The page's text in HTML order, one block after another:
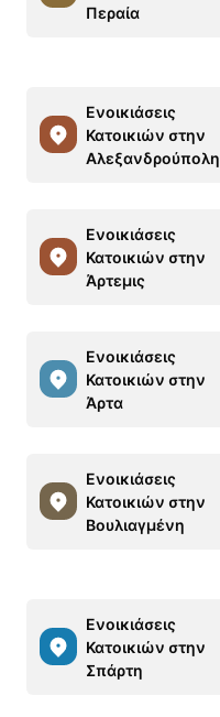
Περαία
Ενοικιάσεις
Κατοικιών στην
Αλεξανδρούπολη
Ενοικιάσεις
Κατοικιών στην
Άρτεμις
Ενοικιάσεις
Κατοικιών στην
Άρτα
Ενοικιάσεις
Κατοικιών στην
Βουλιαγμένη
Ενοικιάσεις
Κατοικιών στην
Σπάρτη